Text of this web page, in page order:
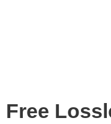
Free